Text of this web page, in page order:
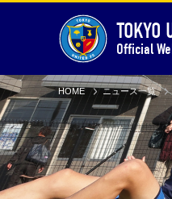
TOKYO
Official
HOME ニュース一覧